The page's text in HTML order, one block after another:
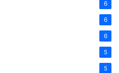
6
6
6
5
5